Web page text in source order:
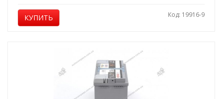
КУПИТЬ Код: 19916-9